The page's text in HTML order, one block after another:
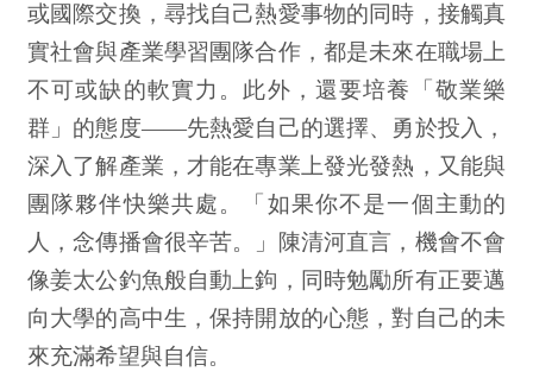
或國際交換，尋找自己熱愛事物的同時，接觸真
實社會與產業學習團隊合作，都是未來在職場上
不可或缺的軟實力。此外，還要培養「敬業樂
群」的態度——先熱愛自己的選擇、勇於投入，
深入了解產業，才能在專業上發光發熱，又能與
團隊夥伴快樂共處。「如果你不是一個主動的
人，念傳播會很辛苦。」陳清河直言，機會不會
像姜太公釣魚般自動上鉤，同時勉勵所有正要邁
向大學的高中生，保持開放的心態，對自己的未
來充滿希望與自信。